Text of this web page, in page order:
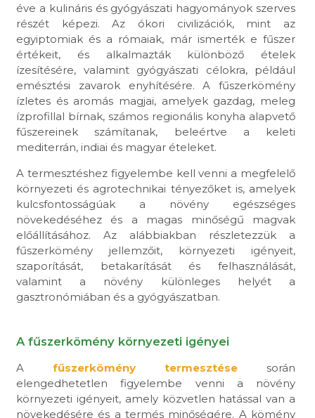
éve a kulináris és gyógyászati hagyományok szerves
részét képezi. Az ókori civilizációk, mint az
egyiptomiak és a rómaiak, már ismerték e fűszer
értékeit, és alkalmazták különböző ételek
ízesítésére, valamint gyógyászati célokra, például
emésztési zavarok enyhítésére. A fűszerkömény
ízletes és aromás magjai, amelyek gazdag, meleg
ízprofillal bírnak, számos regionális konyha alapvető
fűszereinek számítanak, beleértve a keleti
mediterrán, indiai és magyar ételeket.
A termesztéshez figyelembe kell venni a megfelelő
környezeti és agrotechnikai tényezőket is, amelyek
kulcsfontosságúak a növény egészséges
növekedéséhez és a magas minőségű magvak
előállításához. Az alábbiakban részletezzük a
fűszerkömény jellemzőit, környezeti igényeit,
szaporítását, betakarítását és felhasználását,
valamint a növény különleges helyét a
gasztronómiában és a gyógyászatban.
A fűszerkömény környezeti igényei
A fűszerkömény termesztése során
elengedhetetlen figyelembe venni a növény
környezeti igényeit, amely közvetlen hatással van a
növekedésére és a termés minőségére. A kömény